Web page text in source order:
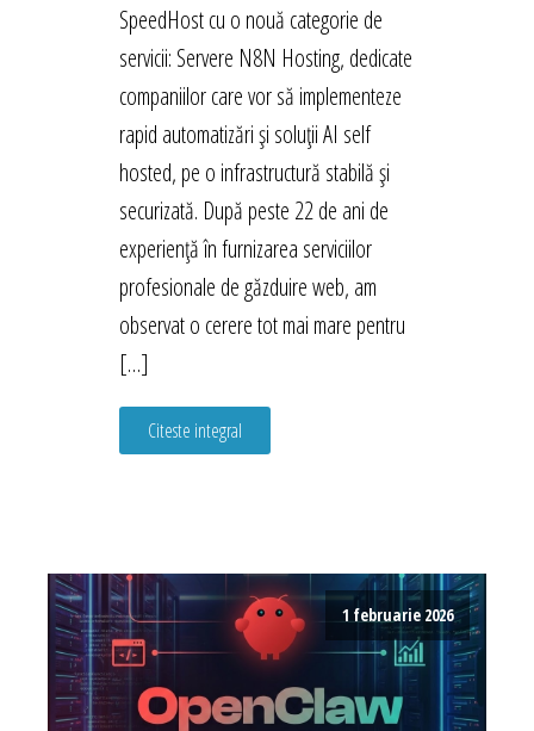
SpeedHost cu o nouă categorie de
servicii: Servere N8N Hosting, dedicate
companiilor care vor să implementeze
rapid automatizări și soluții AI self
hosted, pe o infrastructură stabilă și
securizată. După peste 22 de ani de
experiență în furnizarea serviciilor
profesionale de găzduire web, am
observat o cerere tot mai mare pentru
[…]
Citeste integral
1 februarie 2026